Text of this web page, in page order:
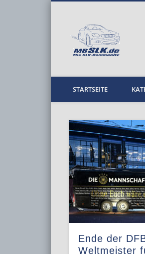
STARTSEITE
Ende der
Weltmeister